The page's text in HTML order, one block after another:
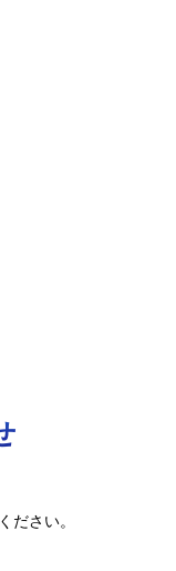
ださい。